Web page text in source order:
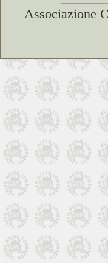
Associazione